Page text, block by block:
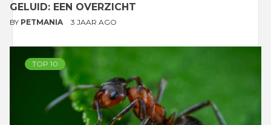
GELUID: EEN OVERZICHT
BY PETMANIA 3 JAAR AGO
TOP 10